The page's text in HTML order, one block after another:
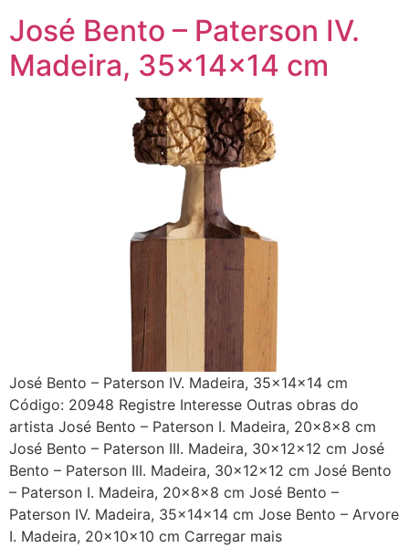
José Bento – Paterson IV.
Madeira, 35x14x14 cm
José Bento – Paterson IV. Madeira, 35x14x14 cm
Código: 20948 Registre Interesse Outras obras do
artista José Bento – Paterson I. Madeira, 20x8x8 cm
José Bento – Paterson III. Madeira, 30x12x12 cm José
Bento – Paterson III. Madeira, 30x12x12 cm José Bento
– Paterson I. Madeira, 20x8x8 cm José Bento –
Paterson IV. Madeira, 35x14x14 cm Jose Bento – Arvore
I. Madeira, 20x10x10 cm Carregar mais